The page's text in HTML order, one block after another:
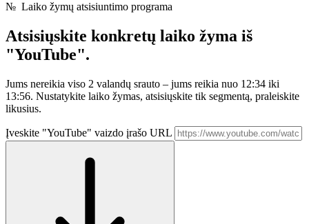
№ Laiko žymų atsisiuntimo programa
Atsisiųskite konkretų laiko žyma iš
"YouTube".
Jums nereikia viso 2 valandų srauto – jums reikia nuo 12:34 iki
13:56. Nustatykite laiko žymas, atsisiųskite tik segmentą, praleiskite
likusius.
Įveskite "YouTube" vaizdo įrašo URL